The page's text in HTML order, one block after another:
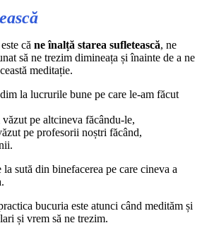
că ne înalță starea sufletească, ne
să ne trezim dimineața și înainte de a ne
meditație.
la lucrurile bune pe care le-am făcut
văzut pe altcineva făcându-le,
pe profesorii noștri făcând,
sută din binefacerea pe care cineva a
bucuria este atunci când medităm și
și vrem să ne trezim.